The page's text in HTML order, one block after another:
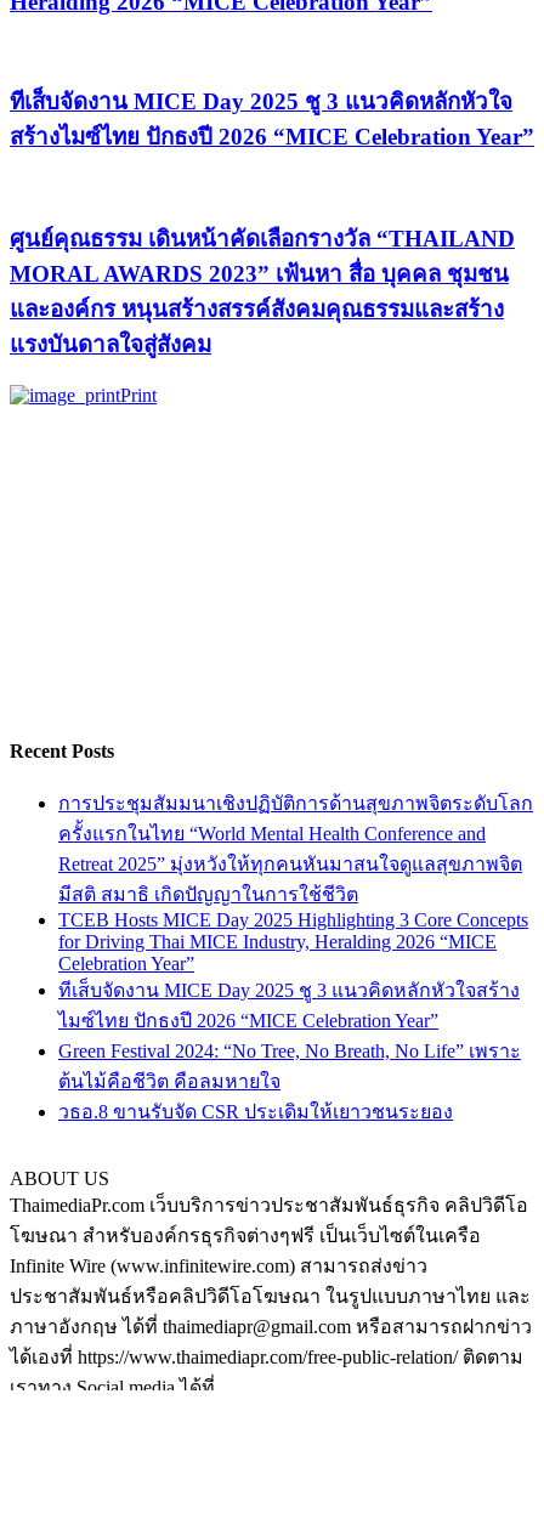
ทีเส็บจัดงาน MICE Day 2025 ชู 3 แนวคิดหลักหัวใจ
สร้างไมซ์ไทย ปักธงปี 2026 “MICE Celebration Year”
ศูนย์คุณธรรม เดินหน้าคัดเลือกรางวัล “THAILAND
MORAL AWARDS 2023” เฟ้นหา สื่อ บุคคล ชุมชน
และองค์กร หนุนสร้างสรรค์สังคมคุณธรรมและสร้าง
แรงบันดาลใจสู่สังคม
Print
Recent Posts
การประชุมสัมมนาเชิงปฏิบัติการด้านสุขภาพจิตระดับโลก
ครั้งแรกในไทย “World Mental Health Conference and
Retreat 2025” มุ่งหวังให้ทุกคนหันมาสนใจดูแลสุขภาพจิต
มีสติ สมาธิ เกิดปัญญาในการใช้ชีวิต
TCEB Hosts MICE Day 2025 Highlighting 3 Core Concepts
for Driving Thai MICE Industry, Heralding 2026 “MICE
Celebration Year”
ทีเส็บจัดงาน MICE Day 2025 ชู 3 แนวคิดหลักหัวใจสร้าง
ไมซ์ไทย ปักธงปี 2026 “MICE Celebration Year”
Green Festival 2024: “No Tree, No Breath, No Life” เพราะ
ต้นไม้คือชีวิต คือลมหายใจ
วธอ.8 ขานรับจัด CSR ประเดิมให้เยาวชนระยอง
ABOUT US
ThaimediaPr.com เว็บบริการข่าวประชาสัมพันธ์ธุรกิจ คลิปวิดีโอ
โฆษณา สำหรับองค์กรธุรกิจต่างๆฟรี เป็นเว็บไซต์ในเครือ
Infinite Wire (www.infinitewire.com) สามารถส่งข่าว
ประชาสัมพันธ์หรือคลิปวิดีโอโฆษณา ในรูปแบบภาษาไทย และ
ภาษาอังกฤษ ได้ที่ thaimediapr@gmail.com หรือสามารถฝากข่าว
ได้เองที่ https://www.thaimediapr.com/free-public-relation/ ติดตาม
เราทาง Social media ได้ที่